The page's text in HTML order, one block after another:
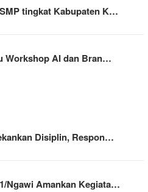
tingkat Kabupaten K…
Workshop AI dan Bran…
Disiplin, Respon…
Ngawi Amankan Kegiata…